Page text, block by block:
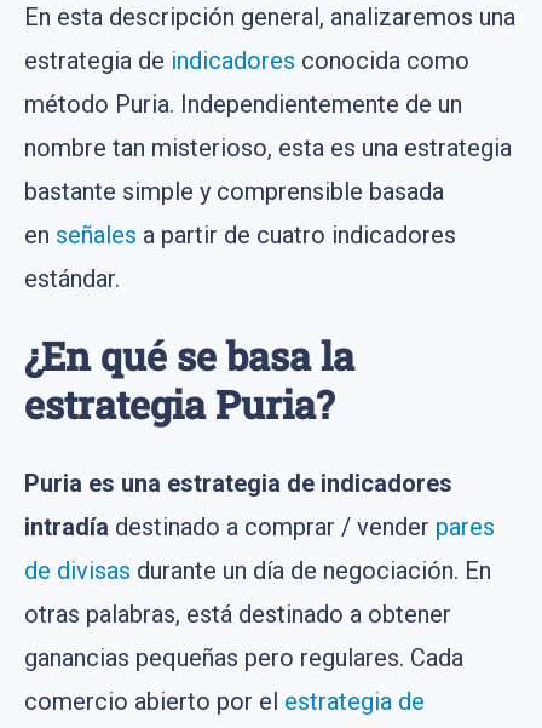
En esta descripción general, analizaremos una
estrategia de indicadores conocida como
método Puria. Independientemente de un
nombre tan misterioso, esta es una estrategia
bastante simple y comprensible basada
en señales a partir de cuatro indicadores
estándar.
¿En qué se basa la
estrategia Puria?
Puria es una estrategia de indicadores
intradía destinado a comprar / vender pares
de divisas durante un día de negociación. En
otras palabras, está destinado a obtener
ganancias pequeñas pero regulares. Cada
comercio abierto por el estrategia de